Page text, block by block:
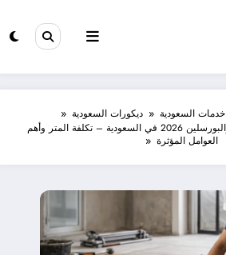
خدمات السعودية
ديكورات السعودية
أسعار تركيب السيراميك والبورسلين 2026 في السعودية – تكلفة المتر وأهم
العوامل المؤثرة